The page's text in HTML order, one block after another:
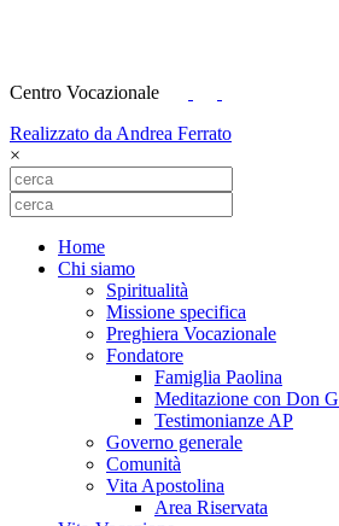
Centro Vocazionale
Realizzato da Andrea Ferrato
×
Home
Chi siamo
Spiritualità
Missione specifica
Preghiera Vocazionale
Fondatore
Famiglia Paolina
Meditazione con Don
Testimonianze AP
Governo generale
Comunità
Vita Apostolina
Area Riservata